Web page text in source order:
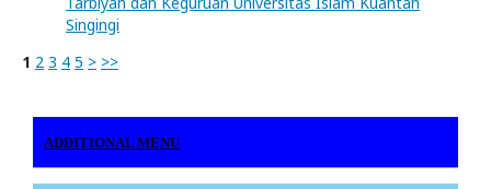
Singingi
1 2 3 4 5 > >>
ADDITIONAL MENU